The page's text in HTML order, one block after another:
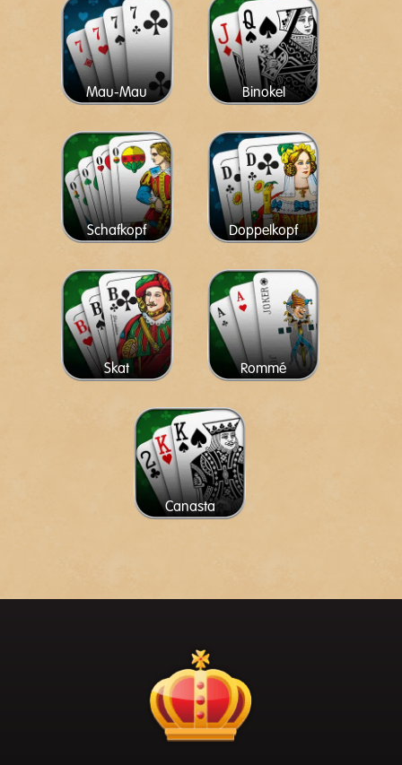
Mau-Mau Binokel
Schafkopf Doppelkopf
Skat Rommé
Canasta